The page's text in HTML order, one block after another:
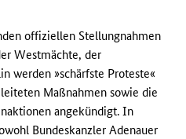
offiziellen Stellungnahmen
Westmächte, der
werden »schärfste Proteste«
Maßnahmen sowie die
angekündigt. In
Bundeskanzler Adenauer